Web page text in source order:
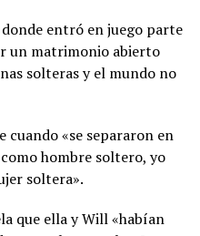
entró en juego parte
un matrimonio abierto
solteras y el mundo no
cuando «se separaron en
hombre soltero, yo
soltera».
que ella y Will «habían